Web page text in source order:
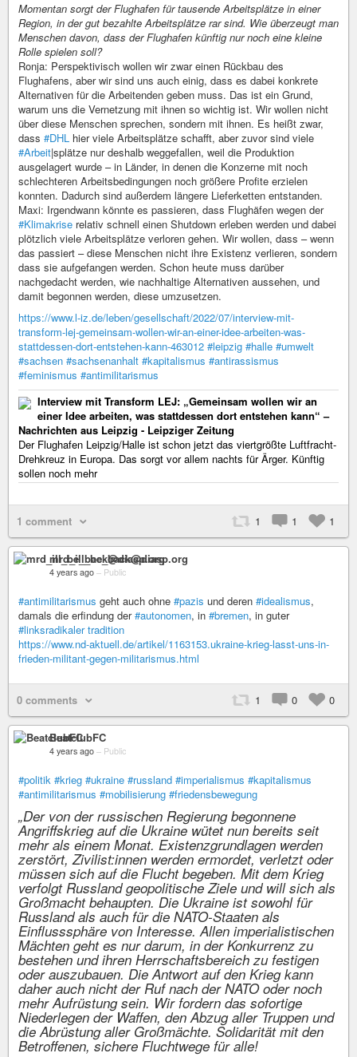
Momentan sorgt der Flughafen für tausende Arbeitsplätze in einer
Region, in der gut bezahlte Arbeitsplätze rar sind. Wie überzeugt man
Menschen davon, dass der Flughafen künftig nur noch eine kleine
Rolle spielen soll?
Ronja: Perspektivisch wollen wir zwar einen Rückbau des
Flughafens, aber wir sind uns auch einig, dass es dabei konkrete
Alternativen für die Arbeitenden geben muss. Das ist ein Grund,
warum uns die Vernetzung mit ihnen so wichtig ist. Wir wollen nicht
über diese Menschen sprechen, sondern mit ihnen. Es heißt zwar,
dass #DHL hier viele Arbeitsplätze schafft, aber zuvor sind viele
#Arbeit|splätze nur deshalb weggefallen, weil die Produktion
ausgelagert wurde – in Länder, in denen die Konzerne mit noch
schlechteren Arbeitsbedingungen noch größere Profite erzielen
konnten. Dadurch sind außerdem längere Lieferketten entstanden.
Maxi: Irgendwann könnte es passieren, dass Flughäfen wegen der
#Klimakrise relativ schnell einen Shutdown erleben werden und dabei
plötzlich viele Arbeitsplätze verloren gehen. Wir wollen, dass – wenn
das passiert – diese Menschen nicht ihre Existenz verlieren, sondern
dass sie aufgefangen werden. Schon heute muss darüber
nachgedacht werden, wie nachhaltige Alternativen aussehen, und
damit begonnen werden, diese umzusetzen.
https://www.l-iz.de/leben/gesellschaft/2022/07/interview-mit-
transform-lej-gemeinsam-wollen-wir-an-einer-idee-arbeiten-was-
stattdessen-dort-entstehen-kann-463012 #leipzig #halle #umwelt
#sachsen #sachsenanhalt #kapitalismus #antirassismus
#feminismus #antimilitarismus
Interview mit Transform LEJ: „Gemeinsam wollen wir an
einer Idee arbeiten, was stattdessen dort entstehen kann“ –
Nachrichten aus Leipzig - Leipziger Zeitung
Der Flughafen Leipzig/Halle ist schon jetzt das viertgrößte Luftfracht-
Drehkreuz in Europa. Das sorgt vor allem nachts für Ärger. Künftig
sollen noch mehr
1 comment 1 1 1
mrd_ill_be_back@diasp.org
4 years ago – Public
#antimilitarismus geht auch ohne #pazis und deren #idealismus,
damals die erfindung der#autonomen, in #bremen, in guter
#linksradikaler tradition
https://www.nd-aktuell.de/artikel/1163153.ukraine-krieg-lasst-uns-in-
frieden-militant-gegen-militarismus.html
0 comments 1 0 0
BeatclubFC
4 years ago – Public
#politik #krieg #ukraine #russland #imperialismus #kapitalismus
#antimilitarismus #mobilisierung #friedensbewegung
„Der von der russischen Regierung begonnene
Angriffskrieg auf die Ukraine wütet nun bereits seit
mehr als einem Monat. Existenzgrundlagen werden
zerstört, Zivilist:innen werden ermordet, verletzt oder
müssen sich auf die Flucht begeben. Mit dem Krieg
verfolgt Russland geopolitische Ziele und will sich als
Großmacht behaupten. Die Ukraine ist sowohl für
Russland als auch für die NATO-Staaten als
Einflusssphäre von Interesse. Allen imperialistischen
Mächten geht es nur darum, in der Konkurrenz zu
bestehen und ihren Herrschaftsbereich zu festigen
oder auszubauen. Die Antwort auf den Krieg kann
daher auch nicht der Ruf nach der NATO oder noch
mehr Aufrüstung sein. Wir fordern das sofortige
Niederlegen der Waffen, den Abzug aller Truppen und
die Abrüstung aller Großmächte. Solidarität mit den
Betroffenen, sichere Fluchtwege für alle!